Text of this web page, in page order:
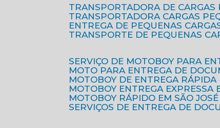
TRANSPORTADORA DE CARGAS
TRANSPORTADORA CARGAS
ENTREGA DE PEQUENAS
TRANSPORTE DE PEQUENAS
SERVIÇO DE MOTOBOY PARA
MOTO PARA ENTREGA DE
MOTOBOY DE ENTREGA
MOTOBOY ENTREGA
MOTOBOY RÁPIDO EM SÃO
SERVIÇOS DE ENTREGA DE